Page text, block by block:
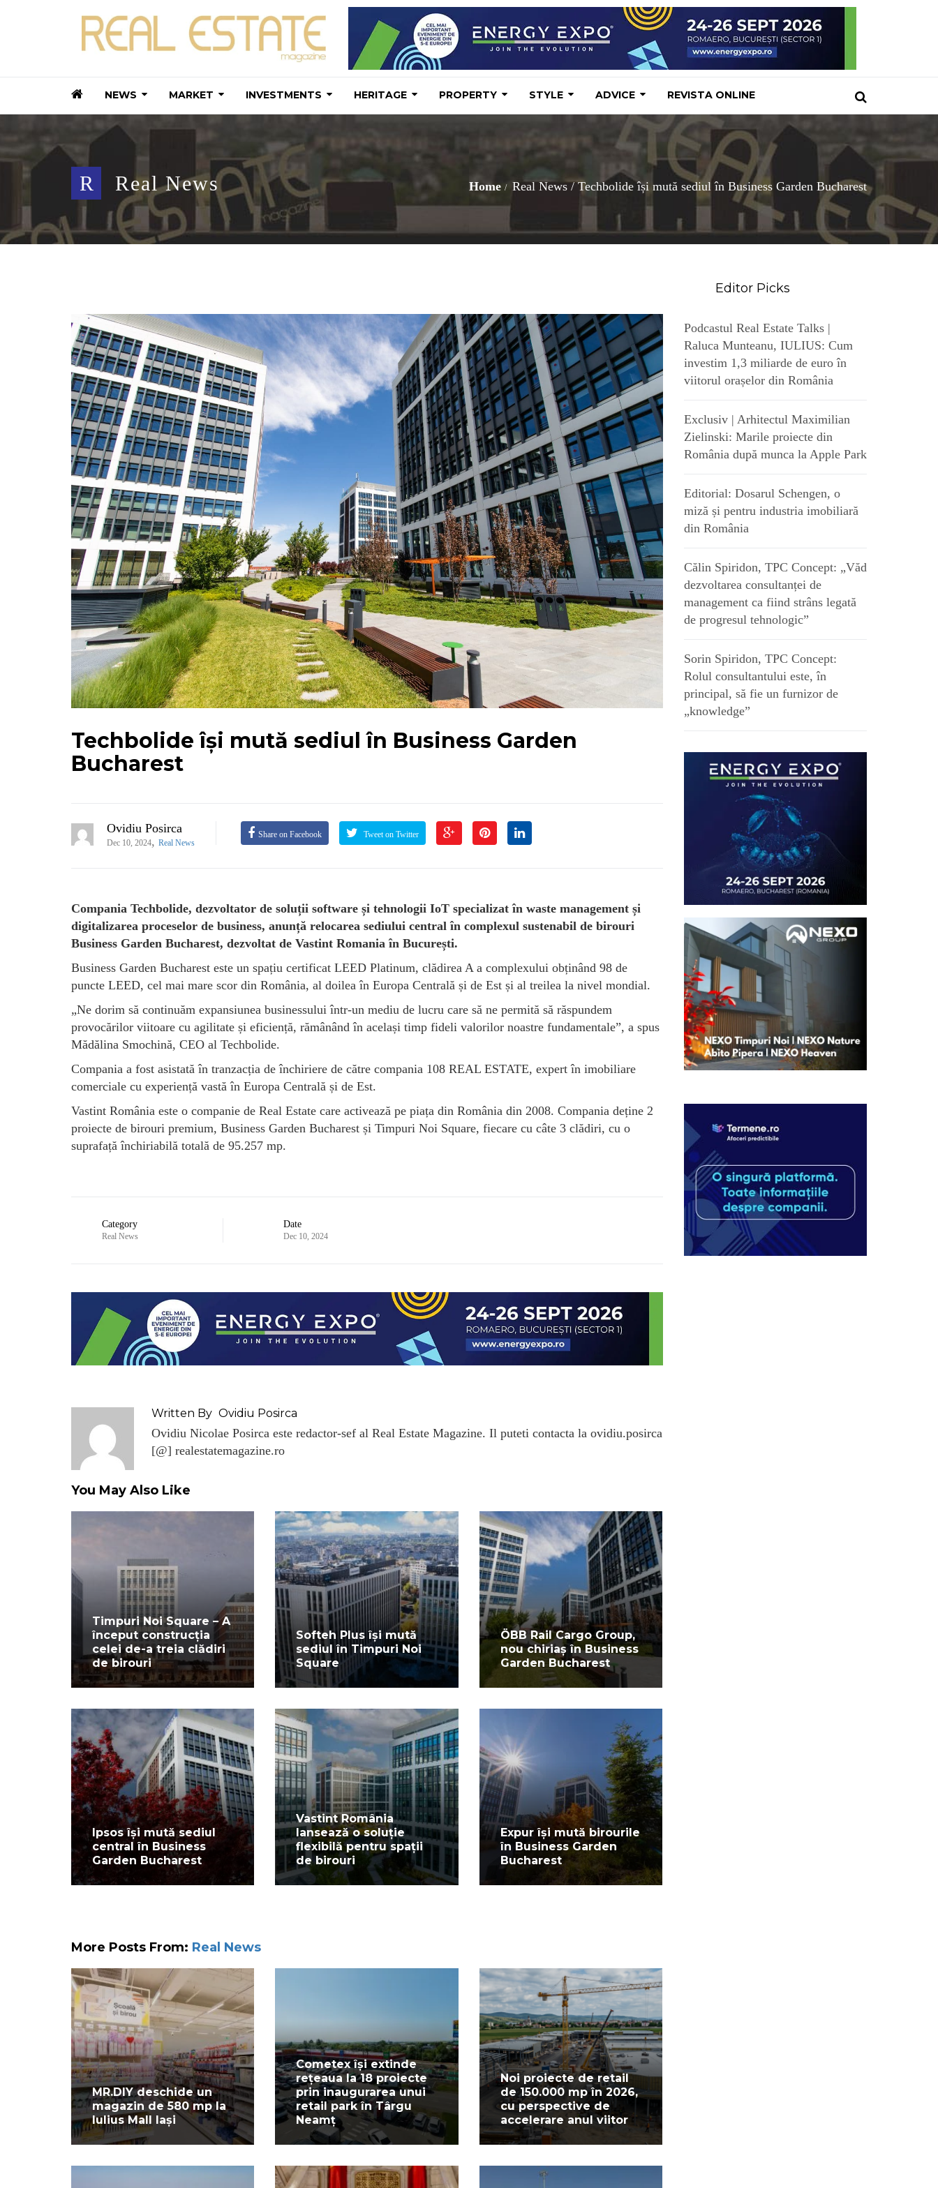
NEWS MARKET INVESTMENTS HERITAGE PROPERTY STYLE ADVICE REVISTA ONLINE
R Real News Home Real News /Techbolide își mută sediul în Business Garden Bucharest
Techbolide își mută sediul în Business Garden
Bucharest
Ovidiu Posirca
Dec 10, 2024, Real News
Share on Facebook Tweet on Twitter
Compania Techbolide, dezvoltator de soluții software și tehnologii IoT specializat în waste management și
digitalizarea proceselor de business, anunță relocarea sediului central în complexul sustenabil de birouri
Business Garden Bucharest, dezvoltat de Vastint Romania în București.
Business Garden Bucharest este un spațiu certificat LEED Platinum, clădirea A a complexului obținând 98 de
puncte LEED, cel mai mare scor din România, al doilea în Europa Centrală și de Est și al treilea la nivel mondial.
„Ne dorim să continuăm expansiunea businessului într-un mediu de lucru care să ne permită să răspundem
provocărilor viitoare cu agilitate și eficiență, rămânând în același timp fideli valorilor noastre fundamentale”, a spus
Mădălina Smochină, CEO al Techbolide.
Compania a fost asistată în tranzacția de închiriere de către compania 108 REAL ESTATE, expert în imobiliare
comerciale cu experiență vastă în Europa Centrală și de Est.
Vastint România este o companie de Real Estate care activează pe piața din România din 2008. Compania deține 2
proiecte de birouri premium, Business Garden Bucharest și Timpuri Noi Square, fiecare cu câte 3 clădiri, cu o
suprafață închiriabilă totală de 95.257 mp.
Category
Real News
Date
Dec 10, 2024
Written By Ovidiu Posirca
Ovidiu Nicolae Posirca este redactor-sef al Real Estate Magazine. Il puteti contacta la ovidiu.posirca
[@] realestatemagazine.ro
You May Also Like
Timpuri Noi Square – A
început construcția
celei de-a treia clădiri
de birouri
Softeh Plus își mută
sediul în Timpuri Noi
Square
ÖBB Rail Cargo Group,
nou chiriaș în Business
Garden Bucharest
Ipsos își mută sediul
central în Business
Garden Bucharest
Vastint România
lansează o soluție
flexibilă pentru spații
de birouri
Expur își mută birourile
în Business Garden
Bucharest
More Posts From: Real News
MR.DIY deschide un
magazin de 580 mp la
Iulius Mall Iași
Cometex își extinde
rețeaua la 18 proiecte
prin inaugurarea unui
retail park în Târgu
Neamț
Noi proiecte de retail
de 150.000 mp în 2026,
cu perspective de
accelerare anul viitor
Editor Picks
Podcastul Real Estate Talks |
Raluca Munteanu, IULIUS: Cum
investim 1,3 miliarde de euro în
viitorul orașelor din România
Exclusiv | Arhitectul Maximilian
Zielinski: Marile proiecte din
România după munca la Apple Park
Editorial: Dosarul Schengen, o
miză și pentru industria imobiliară
din România
Călin Spiridon, TPC Concept: „Văd
dezvoltarea consultanței de
management ca fiind strâns legată
de progresul tehnologic”
Sorin Spiridon, TPC Concept:
Rolul consultantului este, în
principal, să fie un furnizor de
„knowledge”